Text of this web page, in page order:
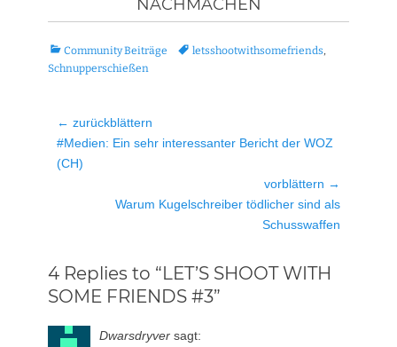
NACHMACHEN
Kategorien
Community Beiträge Tagsletsshootwithsomefriends,
Schnupperschießen
Beitragsnavigation
← zurückblättern
Vorheriger
Beitrag:
#Medien: Ein sehr interessanter Bericht der WOZ
(CH)
vorblättern →
Warum Kugelschreiber tödlicher sind als
Schusswaffen
4 Replies to “LET’S SHOOT WITH
SOME FRIENDS #3”
Dwarsdryver sagt: